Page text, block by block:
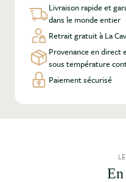
Livraison rapide et
dans le monde entier
Retrait gratuit à La
Provenance en direct
sous température
Paiement sécurisé